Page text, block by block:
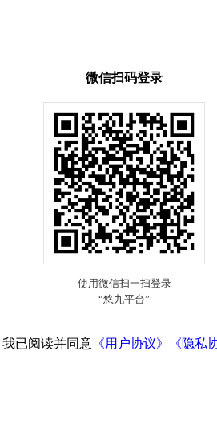
微信扫码登录
我已阅读并同意 《用户协议》 《隐私